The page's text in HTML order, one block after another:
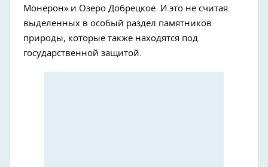
Монерон» и Озеро Добрецкое. И это не считая
выделенных в особый раздел памятников
природы, которые также находятся под
государственной защитой.